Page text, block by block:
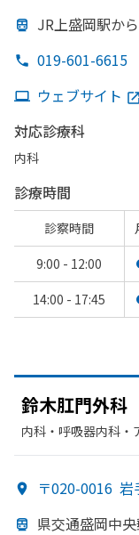
JR上盛岡駅から
019-601-6615
ウェブサイト
対応診療科
内科
診療時間
診察時間
9:00 - 12:00
14:00 - 17:45
鈴木肛門外科
内科・​呼吸器内科・​
〒020-0016 岩
県交通盛岡中